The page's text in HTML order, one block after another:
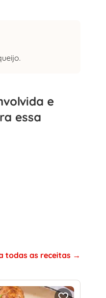
e
essa
todas as receitas